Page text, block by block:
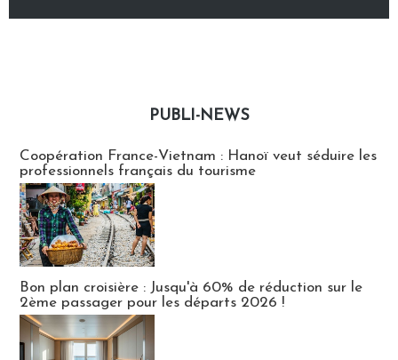
PUBLI-NEWS
Coopération France-Vietnam : Hanoï veut séduire les
professionnels français du tourisme
Bon plan croisière : Jusqu'à 60% de réduction sur le
2ème passager pour les départs 2026 !